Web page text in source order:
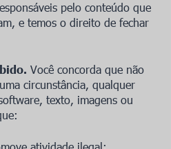
pelo conteúdo que
e temos o direito de fechar
Você concorda que não
circunstância, qualquer
texto, imagens ou